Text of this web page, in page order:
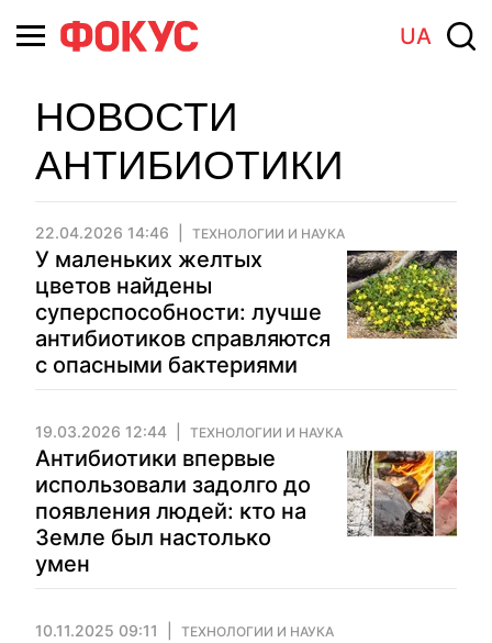
UA
НОВОСТИ
АНТИБИОТИКИ
22.04.2026 14:46 ТЕХНОЛОГИИ И НАУКА
У маленьких желтых
цветов найдены
суперспособности: лучше
антибиотиков справляются
с опасными бактериями
19.03.2026 12:44 ТЕХНОЛОГИИ И НАУКА
Антибиотики впервые
использовали задолго до
появления людей: кто на
Земле был настолько
умен
10.11.2025 09:11 ТЕХНОЛОГИИ И НАУКА